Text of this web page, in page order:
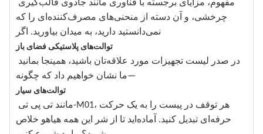
چرخشی، و آن دسته از منحنی‌های مصرف‌کننده‌ای را که
نمی‌دانستید دارید، به میدان بیاورید. اگر
توالت‌های پلاستیکی فضای باز
—ما نشان خواهیم داد که چگونه
توالت‌های سیار
حرفه‌ای تبدیل کنید. آماده‌اید تا از شر این همه هیاهو خلاص